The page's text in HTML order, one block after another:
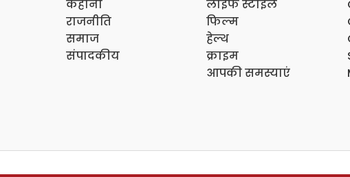
कहानी
राजनीति
समाज
संपादकीय
लाइफ स्टाइल
फिल्म
हेल्थ
क्राइम
आपकी समस्याएं